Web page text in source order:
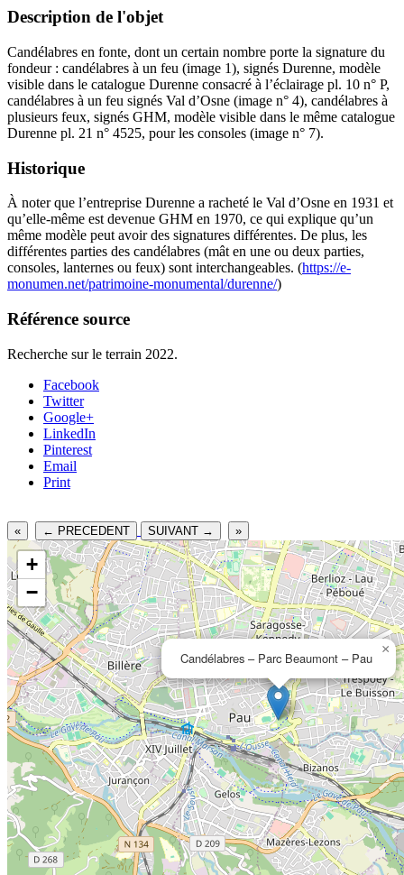
Description de l'objet
Candélabres en fonte, dont un certain nombre porte la signature du
fondeur : candélabres à un feu (image 1), signés Durenne, modèle
visible dans le catalogue Durenne consacré à l’éclairage pl. 10 n° P,
candélabres à un feu signés Val d’Osne (image n° 4), candélabres à
plusieurs feux, signés GHM, modèle visible dans le même catalogue
Durenne pl. 21 n° 4525, pour les consoles (image n° 7).
Historique
À noter que l’entreprise Durenne a racheté le Val d’Osne en 1931 et
qu’elle-même est devenue GHM en 1970, ce qui explique qu’un
même modèle peut avoir des signatures différentes. De plus, les
différentes parties des candélabres (mât en une ou deux parties,
consoles, lanternes ou feux) sont interchangeables. (https://e-
monumen.net/patrimoine-monumental/durenne/)
Référence source
Recherche sur le terrain 2022.
Facebook
Twitter
Google+
LinkedIn
Pinterest
Email
Print
« ← PRECEDENT SUIVANT → »
Candélabres – Parc Beaumont – Pau
×
+
−